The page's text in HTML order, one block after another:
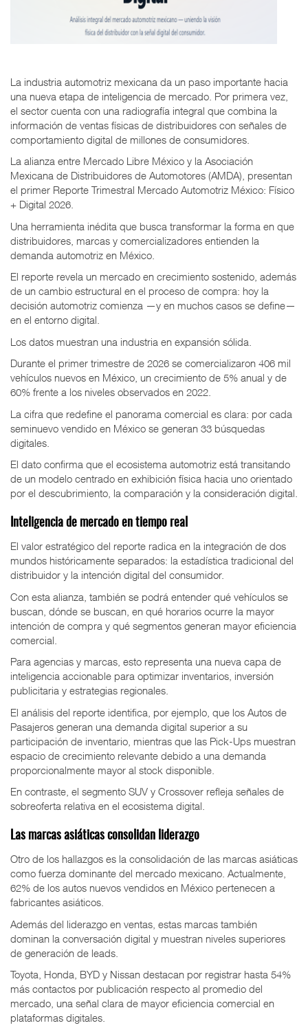
La industria automotriz mexicana da un paso importante hacia
una nueva etapa de inteligencia de mercado. Por primera vez,
el sector cuenta con una radiografía integral que combina la
información de ventas físicas de distribuidores con señales de
comportamiento digital de millones de consumidores.
La alianza entre Mercado Libre México y la Asociación
Mexicana de Distribuidores de Automotores (AMDA), presentan
el primer Reporte Trimestral Mercado Automotriz México: Físico
+ Digital 2026.
Una herramienta inédita que busca transformar la forma en que
distribuidores, marcas y comercializadores entienden la
demanda automotriz en México.
El reporte revela un mercado en crecimiento sostenido, además
de un cambio estructural en el proceso de compra: hoy la
decisión automotriz comienza —y en muchos casos se define—
en el entorno digital.
Los datos muestran una industria en expansión sólida.
Durante el primer trimestre de 2026 se comercializaron 406 mil
vehículos nuevos en México, un crecimiento de 5% anual y de
60% frente a los niveles observados en 2022.
La cifra que redefine el panorama comercial es clara: por cada
seminuevo vendido en México se generan 33 búsquedas
digitales.
El dato confirma que el ecosistema automotriz está transitando
de un modelo centrado en exhibición física hacia uno orientado
por el descubrimiento, la comparación y la consideración digital.
Inteligencia de mercado en tiempo real
El valor estratégico del reporte radica en la integración de dos
mundos históricamente separados: la estadística tradicional del
distribuidor y la intención digital del consumidor.
Con esta alianza, también se podrá entender qué vehículos se
buscan, dónde se buscan, en qué horarios ocurre la mayor
intención de compra y qué segmentos generan mayor eficiencia
comercial.
Para agencias y marcas, esto representa una nueva capa de
inteligencia accionable para optimizar inventarios, inversión
publicitaria y estrategias regionales.
El análisis del reporte identifica, por ejemplo, que los Autos de
Pasajeros generan una demanda digital superior a su
participación de inventario, mientras que las Pick-Ups muestran
espacio de crecimiento relevante debido a una demanda
proporcionalmente mayor al stock disponible.
En contraste, el segmento SUV y Crossover refleja señales de
sobreoferta relativa en el ecosistema digital.
Las marcas asiáticas consolidan liderazgo
Otro de los hallazgos es la consolidación de las marcas asiáticas
como fuerza dominante del mercado mexicano. Actualmente,
62% de los autos nuevos vendidos en México pertenecen a
fabricantes asiáticos.
Además del liderazgo en ventas, estas marcas también
dominan la conversación digital y muestran niveles superiores
de generación de leads.
Toyota, Honda, BYD y Nissan destacan por registrar hasta 54%
más contactos por publicación respecto al promedio del
mercado, una señal clara de mayor eficiencia comercial en
plataformas digitales.